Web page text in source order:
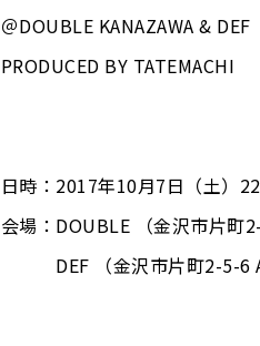
＠DOUBLE KANAZAWA & DEF
PRODUCED BY TATEMACHI
日時：2017年10月7日（土）
会場：DOUBLE （金沢市片町2-
DEF （金沢市片町2-5-6